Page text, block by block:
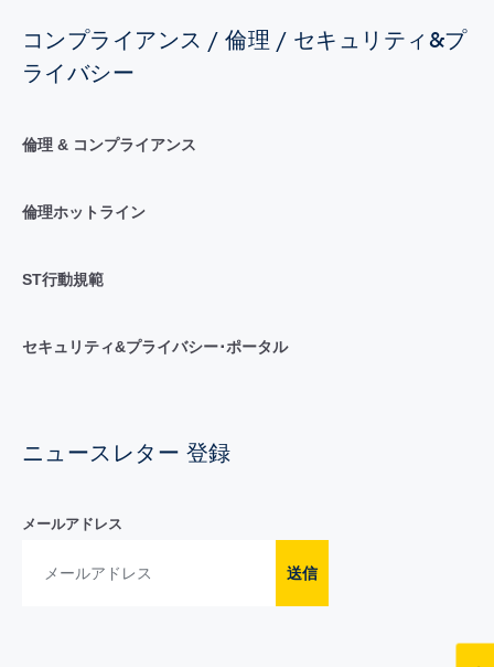
コンプライアンス / 倫理 / セキュリティ&プ
ライバシー
倫理 & コンプライアンス
倫理ホットライン
ST行動規範
セキュリティ&プライバシー･ポータル
ニュースレター 登録
メールアドレス
送信